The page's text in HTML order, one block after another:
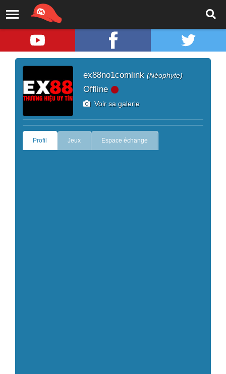
ex88no1comlink (Néophyte)
Offline
Voir sa galerie
Profil Jeux Espace échange